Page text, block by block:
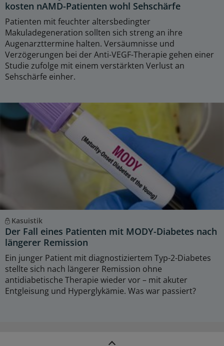
kosten nAMD-Patienten wohl Sehschärfe
Patienten mit feuchter altersbedingter
Makuladegeneration sollten sich streng an ihre
Augenarzttermine halten. Versäumnisse und
Verzögerungen bei der Anti-VEGF-Therapie gehen einer
Studie zufolge mit einem verstärkten Verlust an
Sehschärfe einher.
Kasuistik
Der Fall eines Patienten mit MODY-Diabetes nach
längerer Remission
Ein junger Patient mit diagnostiziertem Typ-2-Diabetes
stellte sich nach längerer Remission ohne
antidiabetische Therapie wieder vor – mit akuter
Entgleisung und Hyperglykämie. Was war passiert?